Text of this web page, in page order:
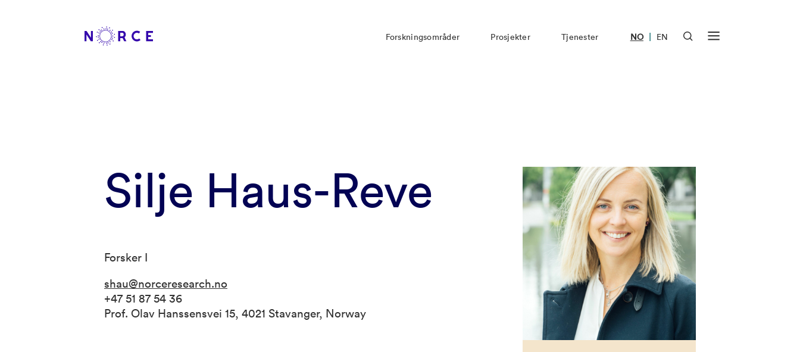
Forskningsområder Prosjekter Tjenester NO | EN
Silje Haus-Reve
Forsker I
shau@norceresearch.no
+47 51 87 54 36
Prof. Olav Hanssensvei 15, 4021 Stavanger, Norway